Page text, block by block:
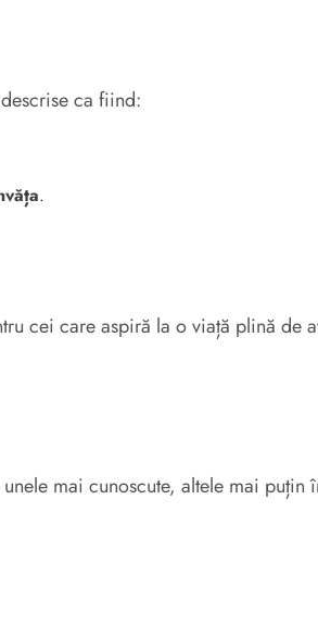
ca fiind:
.
cei care aspiră la o viață plină de
mai cunoscute, altele mai puțin